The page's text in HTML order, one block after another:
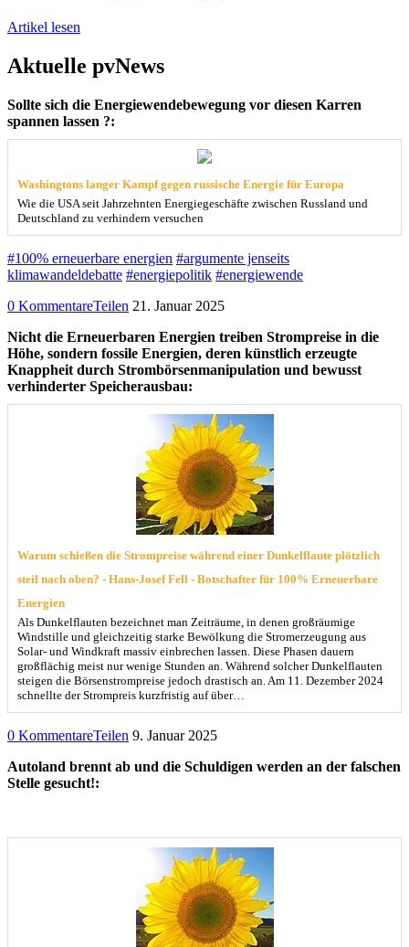
Artikel lesen
Aktuelle pvNews
Sollte sich die Energiewendebewegung vor diesen Karren
spannen lassen ?:
Washingtons langer Kampf gegen russische Energie für Europa
Wie die USA seit Jahrzehnten Energiegeschäfte zwischen Russland und
Deutschland zu verhindern versuchen
#100% erneuerbare energien #argumente jenseits
klimawandeldebatte #energiepolitik #energiewende
0 KommentareTeilen 21. Januar 2025
Nicht die Erneuerbaren Energien treiben Strompreise in die
Höhe, sondern fossile Energien, deren künstlich erzeugte
Knappheit durch Strombörsenmanipulation und bewusst
verhinderter Speicherausbau:
Warum schießen die Strompreise während einer Dunkelflaute plötzlich
steil nach oben? - Hans-Josef Fell - Botschafter für 100% Erneuerbare
Energien
Als Dunkelflauten bezeichnet man Zeiträume, in denen großräumige
Windstille und gleichzeitig starke Bewölkung die Stromerzeugung aus
Solar- und Windkraft massiv einbrechen lassen. Diese Phasen dauern
großflächig meist nur wenige Stunden an. Während solcher Dunkelflauten
steigen die Börsenstrompreise jedoch drastisch an. Am 11. Dezember 2024
schnellte der Strompreis kurzfristig auf über…
0 KommentareTeilen 9. Januar 2025
Autoland brennt ab und die Schuldigen werden an der falschen
Stelle gesucht!: